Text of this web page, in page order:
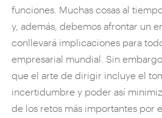
funciones. Muchas cosas al
y, además, debemos afrontar un
conllevará implicaciones para
empresarial mundial. Sin
que el arte de dirigir incluye el
incertidumbre y poder así
de los retos más importantes por